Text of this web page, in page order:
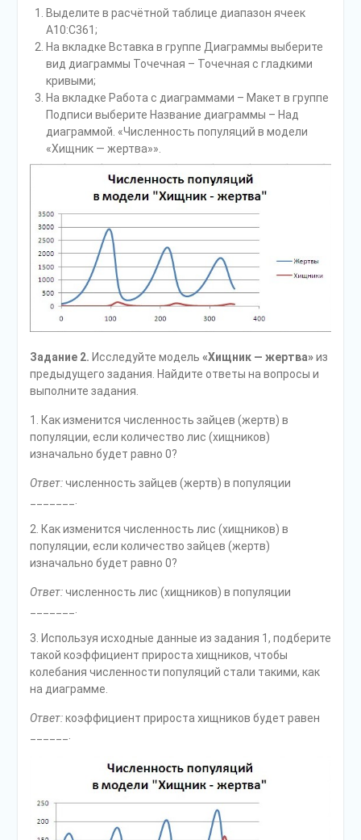
Выделите в расчётной таблице диапазон ячеек
А10:С361;
На вкладке Вставка в группе Диаграммы выберите
вид диаграммы Точечная – Точечная с гладкими
кривыми;
На вкладке Работа с диаграммами – Макет в группе
Подписи выберите Название диаграммы – Над
диаграммой. «Численность популяций в модели
«Хищник — жертва»».
Задание 2. Исследуйте модель «Хищник — жертва»из
предыдущего задания. Найдите ответы на вопросы и
выполните задания.
1. Как изменится численность зайцев (жертв) в
популяции, если количество лис (хищников)
изначально будет равно 0?
Ответ:численность зайцев (жертв) в популяции
_______.
2. Как изменится численность лис (хищников) в
популяции, если количество зайцев (жертв)
изначально будет равно 0?
Ответ:численность лис (хищников) в популяции
_______.
3. Используя исходные данные из задания 1, подберите
такой коэффициент прироста хищников, чтобы
колебания численности популяций стали такими, как
на диаграмме.
Ответ:коэффициент прироста хищников будет равен
______.